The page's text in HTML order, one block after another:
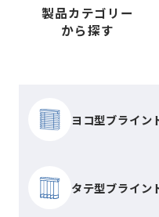
製品カテゴリー
から探す
ヨコ型ブライン
タテ型ブライン